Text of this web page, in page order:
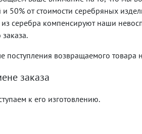
50% от стоимости серебряных
серебра компенсируют наши
поступления возвращаемого товара
заказа
к его изготовлению.